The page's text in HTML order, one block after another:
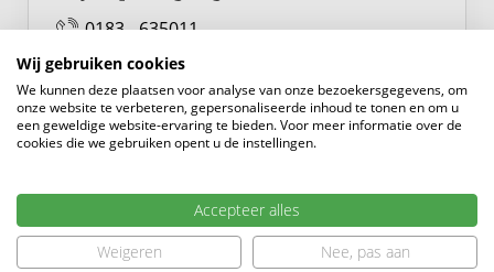
heerlijke plek met strandjes en recreatiemogelijkheden
aan de rivier. Stap op de fiets of neem de veerpont naar
het pittoreske Woudrichem of bezoek het
Ook de uitvalswegen zijn snel en eenvoudig bereikbaar:
binnen enkele minuten rijd je op de A27 richting
0183 - 635011
Wij gebruiken cookies
We kunnen deze plaatsen voor analyse van onze bezoekersgegevens, om
onze website te verbeteren, gepersonaliseerde inhoud te tonen en om u
een geweldige website-ervaring te bieden. Voor meer informatie over de
cookies die we gebruiken opent u de instellingen.
Accepteer alles
Weigeren
Nee, pas aan